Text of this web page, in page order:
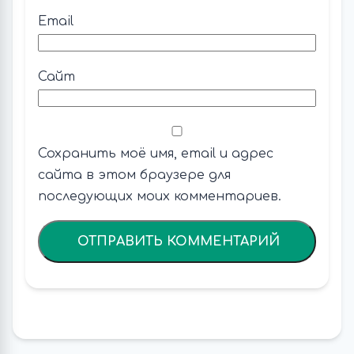
Email
Сайт
Сохранить моё имя, email и адрес
сайта в этом браузере для
последующих моих комментариев.